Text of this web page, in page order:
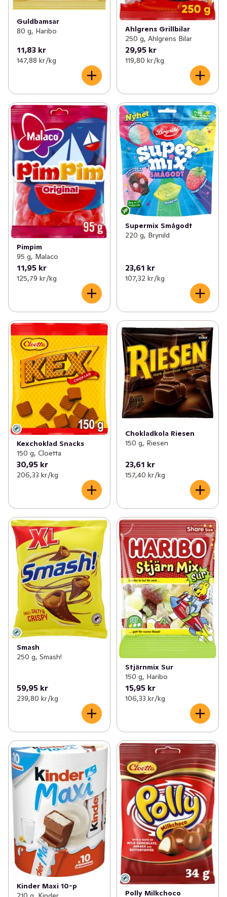
Guldbamsar
80 g, Haribo
11,83 kr
147,88 kr /kg
Ahlgrens Grillbilar
250 g, Ahlgrens Bilar
29,95 kr
119,80 kr /kg
Pimpim
95 g, Malaco
11,95 kr
125,79 kr /kg
Supermix Smågodt
220 g, Brynild
23,61 kr
107,32 kr /kg
Kexchoklad Snacks
150 g, Cloetta
30,95 kr
206,33 kr /kg
Chokladkola Riesen
150 g, Riesen
23,61 kr
157,40 kr /kg
Smash
250 g, Smash!
59,95 kr
239,80 kr /kg
Stjärnmix Sur
150 g, Haribo
15,95 kr
106,33 kr /kg
Kinder Maxi 10-p
Polly Milkchoco